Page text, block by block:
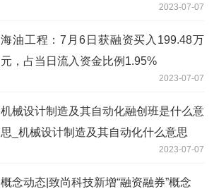
2023-07-07
海油工程：7月6日获融资买入199.48万
元，占当日流入资金比例1.95%
2023-07-07
机械设计制造及其自动化融创班是什么意
思_机械设计制造及其自动化什么意思
2023-07-07
概念动态|致尚科技新增“融资融券”概念